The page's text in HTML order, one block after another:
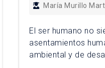
María Murillo
El ser humano no
asentamientos
ambiental y de